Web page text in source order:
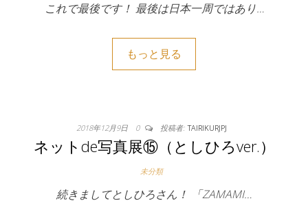
これで最後です！ 最後は日本一周ではあり…
もっと見る
2018年12月9日 0 投稿者: TAIRIKURJPJ
ネットde写真展⑮（としひろver.）
未分類
続きましてとしひろさん！ 「ZAMAMI…